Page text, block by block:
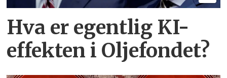
Hva er egentlig KI-
effekten i Oljefondet?